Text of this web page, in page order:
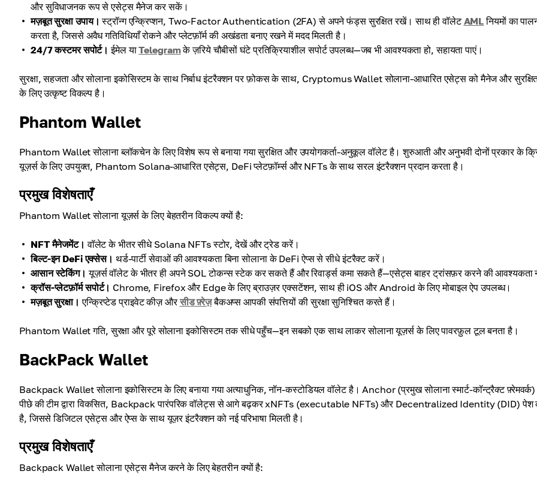
और सुविधाजनक रूप से एसेट्स मैनेज कर सकें।
मज़बूत सुरक्षा उपाय। स्ट्रॉन्ग एन्क्रिप्शन, Two-Factor Authentication (2FA) से अपने फंड्स सुरक्षित रखें। साथ ही वॉलेटAMLनियमों का
करता है, जिससे अवैध गतिविधियाँ रोकने और प्लेटफ़ॉर्म की अखंडता बनाए रखने में मदद मिलती है।
24/7 कस्टमर सपोर्ट। ईमेल याTelegramके ज़रिये चौबीसों घंटे प्रतिक्रियाशील सपोर्ट उपलब्ध—जब भी आवश्यकता हो, सहायता पाएं।
सुरक्षा, सहजता और सोलाना इकोसिस्टम के साथ निर्बाध इंटरैक्शन पर फ़ोकस के साथ, Cryptomus Wallet सोलाना-आधारित एसेट्स को मैनेज और
के लिए उत्कृष्ट विकल्प है।
Phantom Wallet
Phantom Wallet सोलाना ब्लॉकचेन के लिए विशेष रूप से बनाया गया सुरक्षित और उपयोगकर्ता-अनुकूल वॉलेट है। शुरुआती और अनुभवी दोनों प्रकार के
यूज़र्स के लिए उपयुक्त, Phantom Solana-आधारित एसेट्स, DeFi प्लेटफ़ॉर्म्स और NFTs के साथ सरल इंटरैक्शन प्रदान करता है।
प्रमुख विशेषताएँ
Phantom Wallet सोलाना यूज़र्स के लिए बेहतरीन विकल्प क्यों है:
NFT मैनेजमेंट। वॉलेट के भीतर सीधे Solana NFTs स्टोर, देखें और ट्रेड करें।
बिल्ट-इन DeFi एक्सेस। थर्ड-पार्टी सेवाओं की आवश्यकता बिना सोलाना के DeFi ऐप्स से सीधे इंटरैक्ट करें।
आसान स्टेकिंग। यूज़र्स वॉलेट के भीतर ही अपने SOL टोकन्स स्टेक कर सकते हैं और रिवार्ड्स कमा सकते हैं—एसेट्स बाहर ट्रांसफ़र करने की आवश्यकता
क्रॉस-प्लेटफ़ॉर्म सपोर्ट। Chrome, Firefox और Edge के लिए ब्राउज़र एक्सटेंशन, साथ ही iOS और Android के लिए मोबाइल ऐप उपलब्ध।
मज़बूत सुरक्षा। एन्क्रिप्टेड प्राइवेट कीज़ औरसीड फ़्रेज़बैकअप्स आपकी संपत्तियों की सुरक्षा सुनिश्चित करते हैं।
Phantom Wallet गति, सुरक्षा और पूरे सोलाना इकोसिस्टम तक सीधे पहुँच—इन सबको एक साथ लाकर सोलाना यूज़र्स के लिए पावरफ़ुल टूल बनता है।
BackPack Wallet
Backpack Wallet सोलाना इकोसिस्टम के लिए बनाया गया अत्याधुनिक, नॉन-कस्टोडियल वॉलेट है। Anchor (प्रमुख सोलाना स्मार्ट-कॉन्ट्रैक्ट
पीछे की टीम द्वारा विकसित, Backpack पारंपरिक वॉलेट्स से आगे बढ़कर xNFTs (executable NFTs) और Decentralized Identity (DID) पेश
है, जिससे डिजिटल एसेट्स और ऐप्स के साथ यूज़र इंटरैक्शन को नई परिभाषा मिलती है।
प्रमुख विशेषताएँ
Backpack Wallet सोलाना एसेट्स मैनेज करने के लिए बेहतरीन क्यों है: